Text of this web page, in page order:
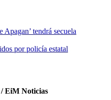
tendrá secuela
por policía estatal
EiM Noticias